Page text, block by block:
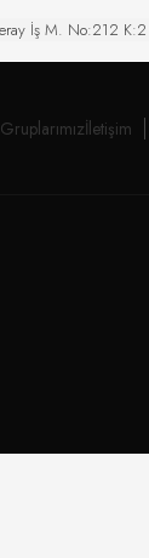
İş M. No:212
İletişim